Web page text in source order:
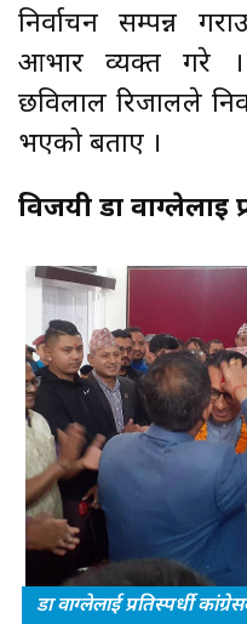
निर्वाचन सम्पन्न
आभार व्यक्त गरे ।
छविलाल रिजालले
भएको बताए ।
विजयी डा वाग्लेलाई
डा वाग्लेलाई प्रतिस्पर्धी